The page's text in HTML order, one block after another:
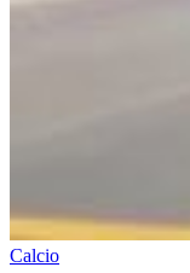
Calcio